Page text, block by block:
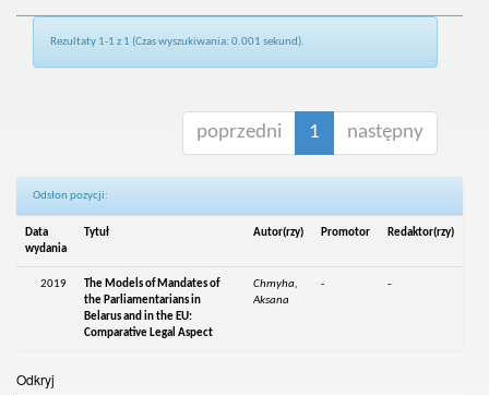
Rezultaty 1-1 z 1 (Czas wyszukiwania: 0.001 sekund).
poprzedni 1 następny
Odsłon pozycji:
Data
wydania
Tytuł Autor(rzy) Promotor Redaktor(rzy)
2019
The Models of Mandates of
the Parliamentarians in
Belarus and in the EU:
Comparative Legal Aspect
Chmyha,
Aksana
- -
Odkryj